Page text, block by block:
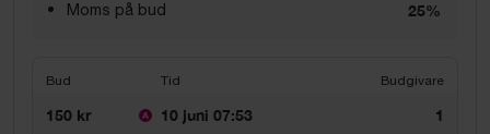
Moms på bud 25%
Bud Tid Budgivare
150 kr 10 juni 07:53 1